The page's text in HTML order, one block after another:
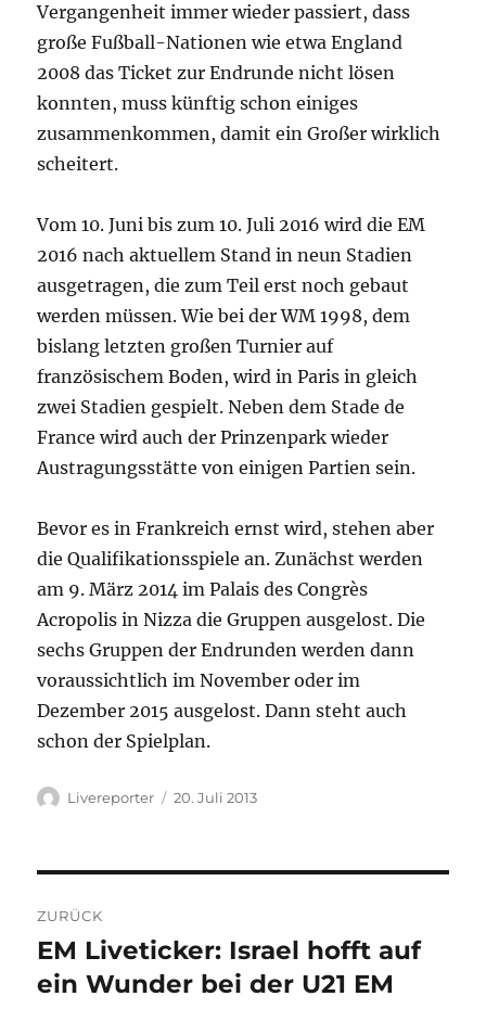
Vergangenheit immer wieder passiert, dass
große Fußball-Nationen wie etwa England
2008 das Ticket zur Endrunde nicht lösen
konnten, muss künftig schon einiges
zusammenkommen, damit ein Großer wirklich
scheitert.
Vom 10. Juni bis zum 10. Juli 2016 wird die EM
2016 nach aktuellem Stand in neun Stadien
ausgetragen, die zum Teil erst noch gebaut
werden müssen. Wie bei der WM 1998, dem
bislang letzten großen Turnier auf
französischem Boden, wird in Paris in gleich
zwei Stadien gespielt. Neben dem Stade de
France wird auch der Prinzenpark wieder
Austragungsstätte von einigen Partien sein.
Bevor es in Frankreich ernst wird, stehen aber
die Qualifikationsspiele an. Zunächst werden
am 9. März 2014 im Palais des Congrès
Acropolis in Nizza die Gruppen ausgelost. Die
sechs Gruppen der Endrunden werden dann
voraussichtlich im November oder im
Dezember 2015 ausgelost. Dann steht auch
schon der Spielplan.
Autor
Livereporter
Veröffentlicht
20. Juli 2013
ZURÜCK
Vorheriger
Beitrag:
EM Liveticker: Israel hofft auf
ein Wunder bei der U21 EM